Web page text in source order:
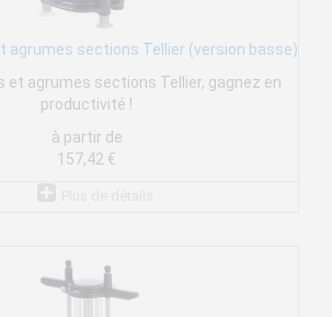
agrumes sections Tellier (version basse)
et agrumes sections Tellier, gagnez en
productivité !
à partir de
157,42 €